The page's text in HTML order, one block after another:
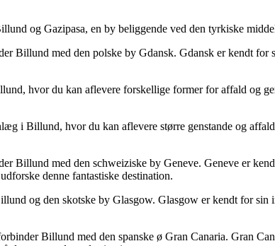
og Gazipasa, en by beliggende ved den tyrkiske
Billund med den polske by Gdansk. Gdansk er kendt
hvor du kan aflevere forskellige former for affald og
i Billund, hvor du kan aflevere større genstande og
Billund med den schweiziske by Geneve. Geneve er
denne fantastiske destination.
og den skotske by Glasgow. Glasgow er kendt for
Billund med den spanske ø Gran Canaria. Gran